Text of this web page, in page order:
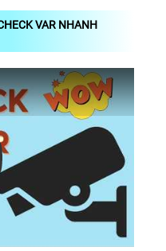
VAR NHANH